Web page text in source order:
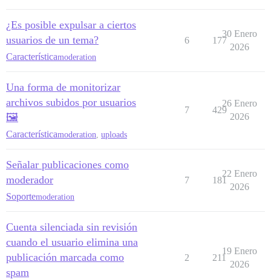
¿Es posible expulsar a ciertos
usuarios de un tema?
Característicamoderation
6 177
30 Enero
2026
Una forma de monitorizar
archivos subidos por usuarios
🖼️
Característicamoderation uploads
7 429
26 Enero
2026
Señalar publicaciones como
moderador
Soportemoderation
7 181
22 Enero
2026
Cuenta silenciada sin revisión
cuando el usuario elimina una
publicación marcada como
spam
2 211
19 Enero
2026